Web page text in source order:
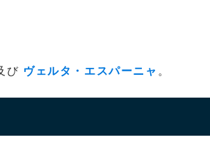
び ヴェルタ・エスパーニャ 。